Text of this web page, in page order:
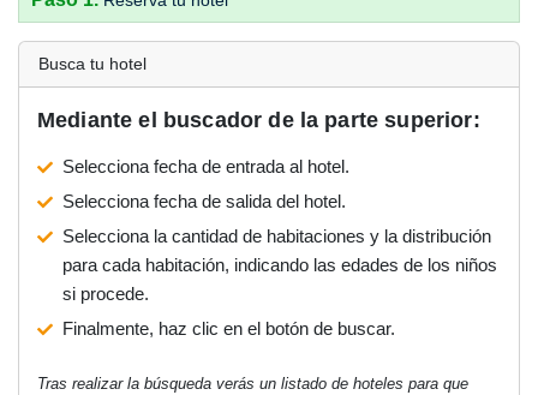
Busca tu hotel
Mediante el buscador de la parte superior:
Selecciona fecha de entrada al hotel.
Selecciona fecha de salida del hotel.
Selecciona la cantidad de habitaciones y la distribución
para cada habitación, indicando las edades de los niños
si procede.
Finalmente, haz clic en el botón de buscar.
Tras realizar la búsqueda verás un listado de hoteles para que